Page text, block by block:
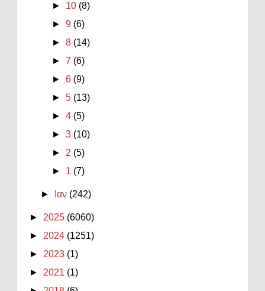
► 10 (8)
►9 (6)
►8 (14)
►7 (6)
►6 (9)
►5 (13)
►4 (5)
►3 (10)
► 2 (5)
► 1 (7)
► Ιαν (242)
► 2025 (6060)
► 2024 (1251)
► 2023 (1)
► 2021 (1)